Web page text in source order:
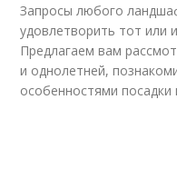
Запросы любого
удовлетворить тот или
Предлагаем вам
и однолетней,
особенностями посадки